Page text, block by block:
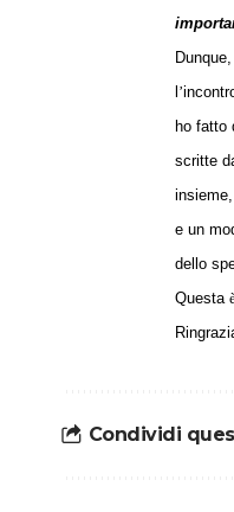
’
ho fatto
scritte
e un
dello
Questa
Condividi